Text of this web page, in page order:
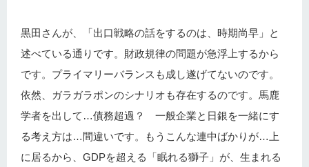
黒田さんが、「出口戦略の話をするのは、時期尚早」と
述べている通りです。財政規律の問題が急浮上するから
です。プライマリーバランスも成し遂げてないのです。
依然、ガラガラポンのシナリオも存在するのです。馬鹿
学者を出して…債務超過？ 一般企業と日銀を一緒にす
る考え方は…間違いです。もうこんな連中ばかりが…上
に居るから、GDPを超える「眠れる獅子」が、生まれる